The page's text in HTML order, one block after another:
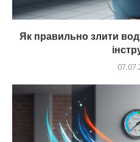
Як правильно злити